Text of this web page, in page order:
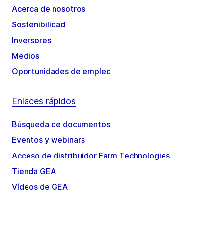
Acerca de nosotros
Sostenibilidad
Inversores
Medios
Oportunidades de empleo
Enlaces rápidos
Búsqueda de documentos
Eventos y webinars
Acceso de distribuidor Farm Technologies
Tienda GEA
Vídeos de GEA